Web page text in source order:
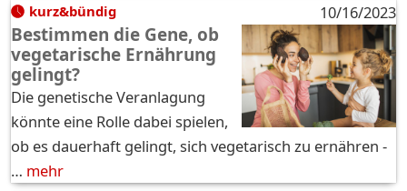
kurz&bündig 10/16/2023
Bestimmen die Gene, ob
vegetarische Ernährung
gelingt?
Die genetische Veranlagung
könnte eine Rolle dabei spielen,
ob es dauerhaft gelingt, sich vegetarisch zu ernähren -
… mehr